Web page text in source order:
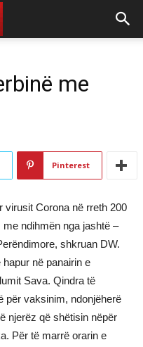
me
Pinterest
virusit Corona në rreth 200
ndihmën nga jashtë –
shkruan DW.
në panairin e
Sava. Qindra të
për vaksinim, ndonjëherë
njerëz që shëtisin nëpër
Për të marrë orarin e